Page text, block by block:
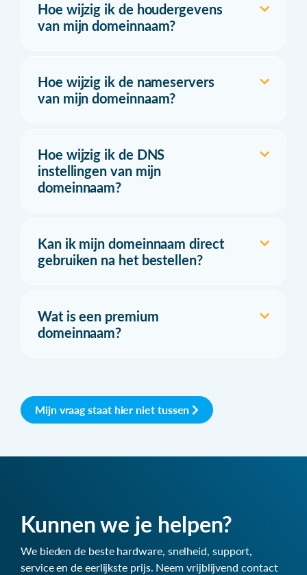
Hoe wijzig ik de houdergevens
van mijn domeinnaam?
Hoe wijzig ik de nameservers
van mijn domeinnaam?
Hoe wijzig ik de DNS
instellingen van mijn
domeinnaam?
Kan ik mijn domeinnaam direct
gebruiken na het bestellen?
Wat is een premium
domeinnaam?
Mijn vraag staat hier niet tussen
Kunnen we je helpen?
We bieden de beste hardware, snelheid, support,
service en de eerlijkste prijs. Neem vrijblijvend contact